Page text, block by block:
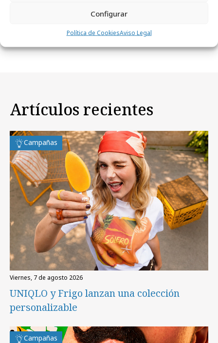
Configurar
Política de CookiesAviso Legal
lunes, 24 de noviembre 2025
Mahou lanza el libro "Los 20 iconos de
Artículos recientes
Campañas
viernes, 7 de agosto 2026
UNIQLO y Frigo lanzan una colección
personalizable
Campañas